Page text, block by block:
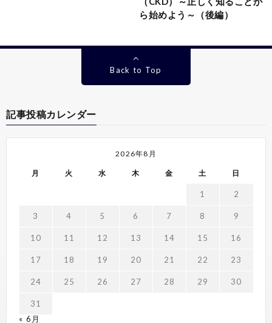
ら始めよう～（後編）
Back to Top
記事投稿カレンダー
2026年8月
月 火 水 木 金 土 日
1 2
3 4 5 6 7 8 9
10 11 12 13 14 15 16
17 18 19 20 21 22 23
24 25 26 27 28 29 30
31
« 6月